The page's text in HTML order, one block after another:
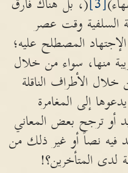
السلفية وقت عصر
المصطلح عليه؛
منها، سواء من خلال
الأطراف الناقلة
إلى المغامرة
أو ترجح بعض المعاني
فيه نصاً أو غير ذلك من
لدى المتأخرين؟!